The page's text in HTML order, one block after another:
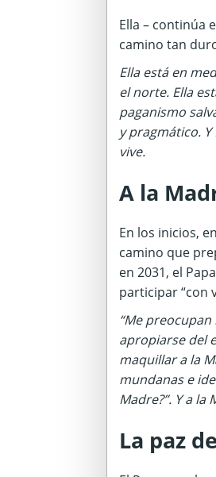
Ella – continúa
camino tan
Ella está en
el norte. Ella
paganismo
y pragmático.
vive.
A la
En los inicios,
camino que
en 2031, el
participar “con
“Me
apropiarse del
maquillar a la
mundanas e
Madre?”. Y a la
La paz